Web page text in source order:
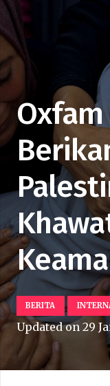
BERITA
Updated on 29